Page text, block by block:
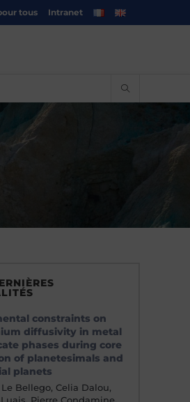
tous Intranet
constraints on
diffusivity in metal
phases during core
of planetesimals and
planets
Bellego, Celia Dalou,